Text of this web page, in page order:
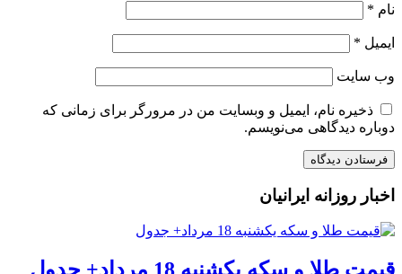
نام *
ایمیل *
وب‌ سایت
ذخیره نام، ایمیل و وبسایت من در مرورگر برای زمانی که
دوباره دیدگاهی می‌نویسم.
اخبار روزانه ایرانیان